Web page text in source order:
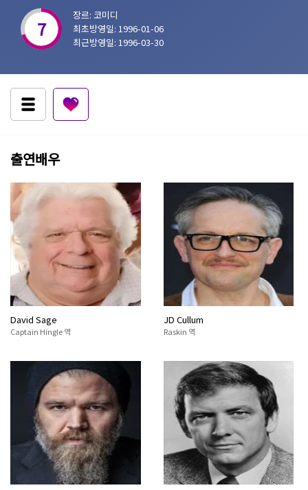
7
장르: 코미디
최초방영일: 1996-01-06
최근방영일: 1996-03-30
출연배우
David Sage
Captain Hingle 역
JD Cullum
Raskin 역